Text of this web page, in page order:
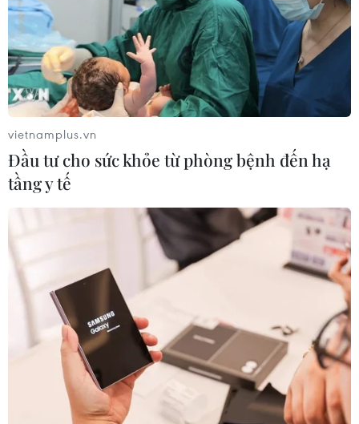
Dịch COVID-19 sáng 10/6: Thế giới ghi
nhận trên 175,1 triệu ca mắc
10/06/2021 02:17
Mỹ vẫn là quốc gia chịu ảnh hưởng nghiêm trọng nhất
với tổng số ca mắc là 34.264.001 ca, trong đó có
613.498 ca tử vong, tiếp đến là Ấn Độ và Brazil.
vietnamplus.vn
Đầu tư cho sức khỏe từ phòng bệnh đến hạ
tầng y tế